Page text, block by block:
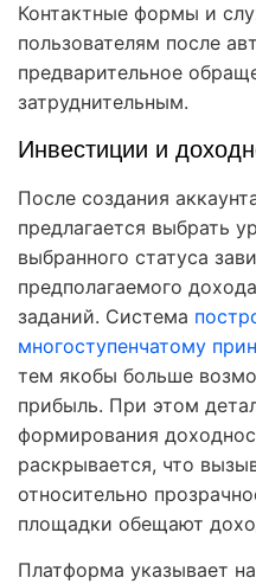
Контактные формы и
пользователям после
предварительное
затруднительным.
Инвестиции и
После создания
предлагается выбрать
выбранного статуса
предполагаемого
заданий. Система
многоступенчатому
тем якобы больше
прибыль. При этом
формирования
раскрывается, что
относительно
площадки обещают
Платформа указывает